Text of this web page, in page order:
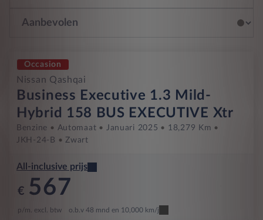
Occasion
Nissan Qashqai
Business Executive 1.3 Mild-
Hybrid 158 BUS EXECUTIVE Xtr
Benzine Automaat Januari 2025
18,279 Km
JKH-24-B
Zwart
All-inclusive prijs
€ 567
p/m. excl. btw o.b.v 48 mnd en 10,000 km/j